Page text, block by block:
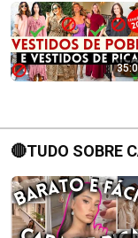
🔴TUDO SOBRE
CORES,